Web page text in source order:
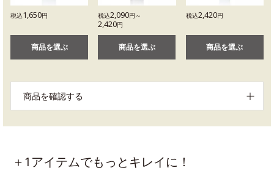
税込1,650円
商品を選ぶ
税込2,090円～
2,420円
商品を選ぶ
税込2,420円
商品を選ぶ
商品を確認する
＋1アイテムでもっとキレイに！